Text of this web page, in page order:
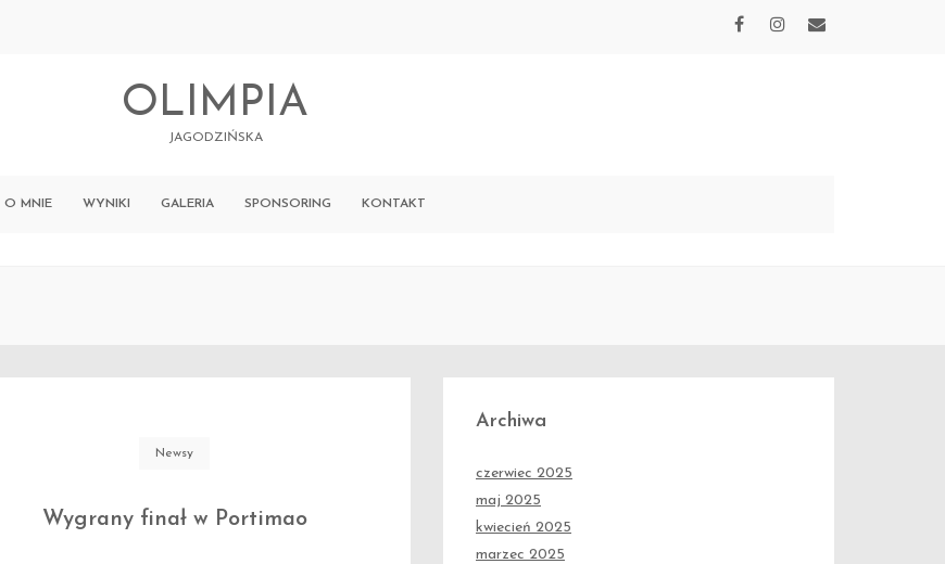
OLIMPIA
JAGODZIŃSKA
O MNIE WYNIKI GALERIA SPONSORING KONTAKT
Newsy
Wygrany finał w Portimao
Archiwa
czerwiec 2025
maj 2025
kwiecień 2025
marzec 2025